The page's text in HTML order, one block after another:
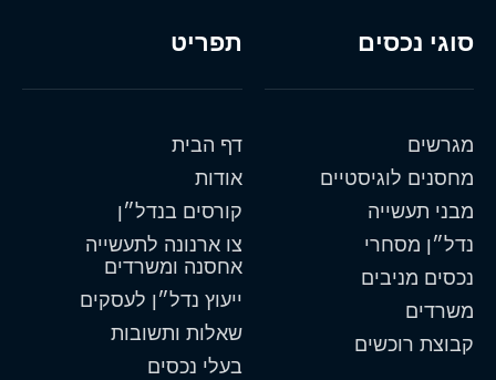
תפריט
דף הבית
אודות
קורסים בנדל״ן
צו ארנונה לתעשייה
אחסנה ומשרדים
ייעוץ נדל״ן לעסקים
שאלות ותשובות
בעלי נכסים
סוגי נכסים
מגרשים
מחסנים לוגיסטיים
מבני תעשייה
נדל״ן מסחרי
נכסים מניבים
משרדים
קבוצת רוכשים